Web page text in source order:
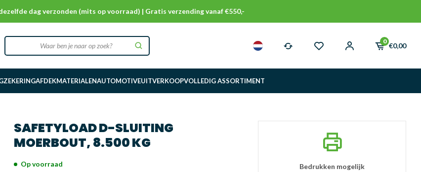
dag verzonden (mits op voorraad) | Gratis verzending vanaf €550,-
0
€0,00
AFDEKMATERIALENAUTOMOTIVEUITVERKOOPVOLLEDIG ASSORTIMENT
SAFETYLOAD D-SLUITING
MOERBOUT, 8.500 KG
Op voorraad Bedrukken mogelijk